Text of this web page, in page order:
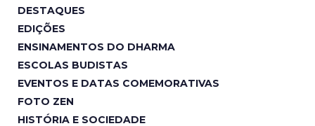
DESTAQUES
EDIÇÕES
ENSINAMENTOS DO DHARMA
ESCOLAS BUDISTAS
EVENTOS E DATAS COMEMORATIVAS
FOTO ZEN
HISTÓRIA E SOCIEDADE